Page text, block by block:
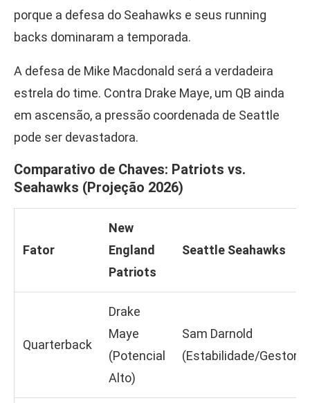
porque a defesa do Seahawks e seus running
backs dominaram a temporada.
A defesa de Mike Macdonald será a verdadeira
estrela do time. Contra Drake Maye, um QB ainda
em ascensão, a pressão coordenada de Seattle
pode ser devastadora.
Comparativo de Chaves: Patriots vs.
Seahawks (Projeção 2026)
Fator
New
England
Patriots
Seattle Seahawks
Quarterback
Drake
Maye
(Potencial
Alto)
Sam Darnold
(Estabilidade/Gestor)